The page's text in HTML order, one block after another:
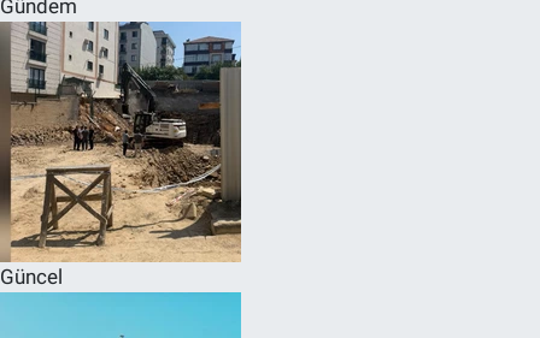
Gündem
Güncel
SPOR
RESMİ İLANLAR